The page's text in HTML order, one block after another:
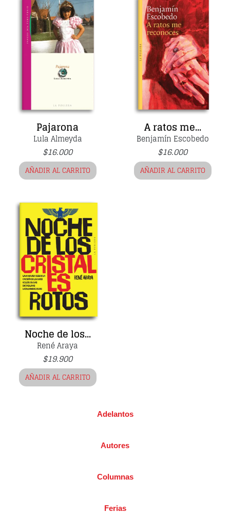
Pajarona
$16.000
Lula Almeyda
AÑADIR AL CARRITO
A ratos me...
$16.000
Benjamín Escobedo
AÑADIR AL CARRITO
Noche de los...
$19.900
René Araya
AÑADIR AL CARRITO
Adelantos
Autores
Columnas
Ferias